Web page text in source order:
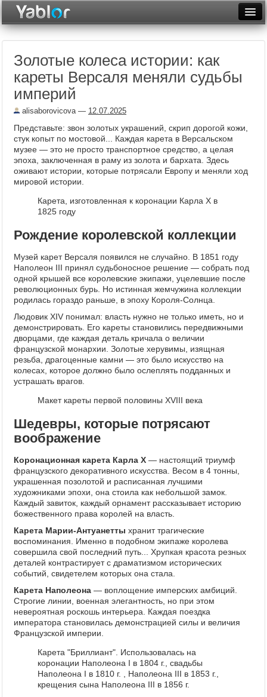
Неделя
Месяц
Рейтинги
Архив
Фототоп
Видеотоп
Золотые колеса истории: как
кареты Версаля меняли судьбы
империй
alisaborovicova— 12.07.2025
Представьте: звон золотых украшений, скрип дорогой кожи,
стук копыт по мостовой... Каждая карета в Версальском
музее — это не просто транспортное средство, а целая
эпоха, заключенная в раму из золота и бархата. Здесь
оживают истории, которые потрясали Европу и меняли ход
мировой истории.
Карета, изготовленная к коронации Карла Х в
1825 году
Рождение королевской коллекции
Музей карет Версаля появился не случайно. В 1851 году
Наполеон III принял судьбоносное решение — собрать под
одной крышей все королевские экипажи, уцелевшие после
революционных бурь. Но истинная жемчужина коллекции
родилась гораздо раньше, в эпоху Короля-Солнца.
Людовик XIV понимал: власть нужно не только иметь, но и
демонстрировать. Его кареты становились передвижными
дворцами, где каждая деталь кричала о величии
французской монархии. Золотые херувимы, изящная
резьба, драгоценные камни — это было искусство на
колесах, которое должно было ослеплять подданных и
устрашать врагов.
Макет кареты первой половины XVIII века
Шедевры, которые потрясают
воображение
Коронационная карета Карла X — настоящий триумф
французского декоративного искусства. Весом в 4 тонны,
украшенная позолотой и расписанная лучшими
художниками эпохи, она стоила как небольшой замок.
Каждый завиток, каждый орнамент рассказывает историю
божественного права королей на власть.
Карета Марии-Антуанетты хранит трагические
воспоминания. Именно в подобном экипаже королева
совершила свой последний путь... Хрупкая красота резных
деталей контрастирует с драматизмом исторических
событий, свидетелем которых она стала.
Карета Наполеона — воплощение имперских амбиций.
Строгие линии, военная элегантность, но при этом
невероятная роскошь интерьера. Каждая поездка
императора становилась демонстрацией силы и величия
Французской империи.
Карета "Бриллиант". Использовалась на
коронации Наполеона I в 1804 г., свадьбы
Наполеона I в 1810 г. , Наполеона III в 1853 г.,
крещения сына Наполеона III в 1856 г.